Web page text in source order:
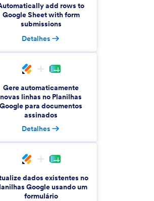
add rows to
Google Sheet with form
submissions
Detalhes
Gere automaticamente
novas linhas no Planilhas
Google para documentos
assinados
Detalhes
dados existentes no
Google usando um
formulário
donor database management
Jotform and Bloomerang.
update Orca Scan rows with
sync Jotform submissions with
seamless data management.
create Ninox records for new